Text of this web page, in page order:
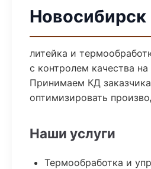
Новосибирск
литейка и
с контролем качества
Принимаем КД
оптимизировать
Наши услуги
Термообработка и